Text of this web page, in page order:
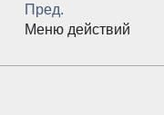
Пред.
Меню действий